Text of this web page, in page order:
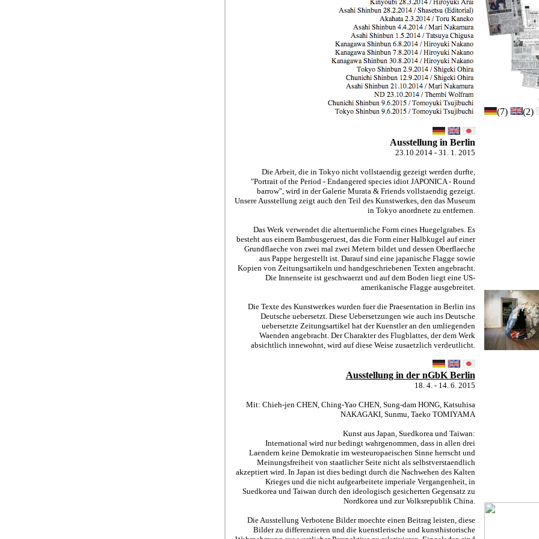
(7) (2)
Ausstellung in Berlin
23.10.2014 - 31. 1. 2015
Die Arbeit, die in Tokyo nicht vollstaendig gezeigt werden durfte,
"Portrait of the Period - Endangered species idiot JAPONICA - Round
barrow", wird in der Galerie Murata & Friends vollstaendig gezeigt.
Unsere Ausstellung zeigt auch den Teil des Kunstwerkes, den das Museum
in Tokyo anordnete zu entfernen.
Das Werk verwendet die altertuemliche Form eines Huegelgrabes. Es
besteht aus einem Bambusgeruest, das die Form einer Halbkugel auf einer
Grundflaeche von zwei mal zwei Metern bildet und dessen Oberflaeche
aus Pappe hergestellt ist. Darauf sind eine japanische Flagge sowie
Kopien von Zeitungsartikeln und handgeschriebenen Texten angebracht.
Die Innenseite ist geschwaerzt und auf dem Boden liegt eine US-
amerikanische Flagge ausgebreitet.
Die Texte des Kunstwerkes wurden fuer die Praesentation in Berlin ins
Deutsche uebersetzt. Diese Uebersetzungen wie auch ins Deutsche
uebersetzte Zeitungsartikel hat der Kuenstler an den umliegenden
Waenden angebracht. Der Charakter des Flugblattes, der dem Werk
absichtlich innewohnt, wird auf diese Weise zusaetzlich verdeutlicht.
Ausstellung in der nGbK Berlin
18. 4. - 14. 6. 2015
Mit: Chieh-jen CHEN, Ching-Yao CHEN, Sung-dam HONG, Katsuhisa
NAKAGAKI, Sunmu, Taeko TOMIYAMA
Kunst aus Japan, Suedkorea und Taiwan:
International wird nur bedingt wahrgenommen, dass in allen drei
Laendern keine Demokratie im westeuropaeischen Sinne herrscht und
Meinungsfreiheit von staatlicher Seite nicht als selbstverstaendlich
akzeptiert wird. In Japan ist dies bedingt durch die Nachwehen des Kalten
Krieges und die nicht aufgearbeitete imperiale Vergangenheit, in
Suedkorea und Taiwan durch den ideologisch gesicherten Gegensatz zu
Nordkorea und zur Volksrepublik China.
Die Ausstellung Verbotene Bilder moechte einen Beitrag leisten, diese
Bilder zu differenzieren und die kuenstlerische und kunsthistorische